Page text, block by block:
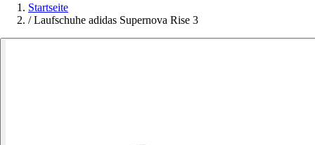
Startseite
/ Laufschuhe adidas Supernova Rise 3